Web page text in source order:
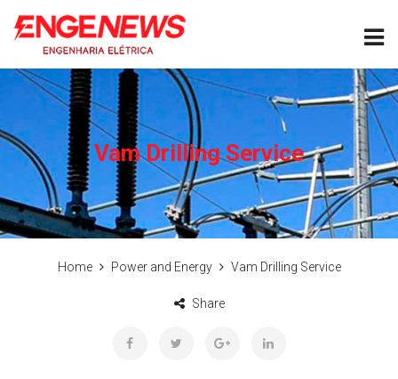
Vam Drilling Service
Home Power and Energy Vam Drilling Service
Share